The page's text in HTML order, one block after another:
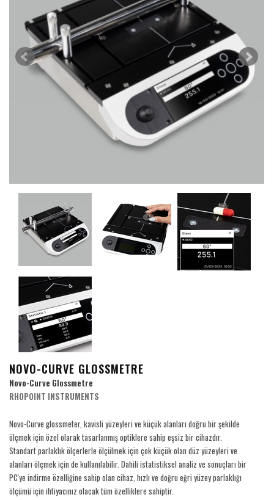
NOVO-CURVE GLOSSMETRE
Novo-Curve Glossmetre
RHOPOINT INSTRUMENTS
Novo-Curve glossmeter, kavisli yüzeyleri ve küçük alanları doğru bir şekilde
ölçmek için özel olarak tasarlanmış optiklere sahip eşsiz bir cihazdır.
Standart parlaklık ölçerlerle ölçülmek için çok küçük olan düz yüzeyleri ve
alanları ölçmek için de kullanılabilir. Dahili istatistiksel analiz ve sonuçları bir
PC'ye indirme özelliğine sahip olan cihaz, hızlı ve doğru eğri yüzey parlaklığı
ölçümü için ihtiyacınız olacak tüm özelliklere sahiptir.